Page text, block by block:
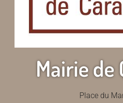
Mairie de
Place du